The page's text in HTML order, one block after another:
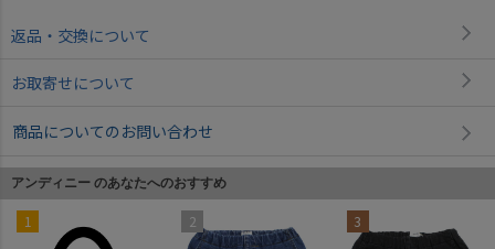
返品・交換について
お取寄せについて
商品についてのお問い合わせ
アンディニー のあなたへのおすすめ
1 2 3